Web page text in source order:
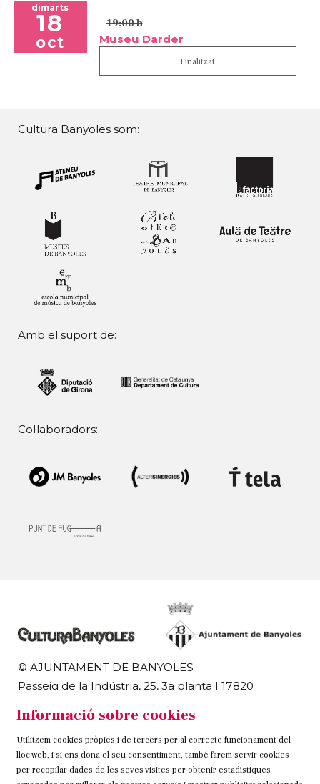
dimarts
18
oct
19:00 h
Museu Darder
Finalitzat
Cultura Banyoles som:
Amb el suport de:
Col·laboradors:
© AJUNTAMENT DE BANYOLES
Passeig de la Indústria, 25, 3a planta | 17820
972 58 18 48 | 972 57 00 50
Sitemap Avís Legal Ús de Cookies Contacteu
Informació sobre cookies
Utilitzem cookies pròpies i de tercers per al correcte funcionament del
lloc web, i si ens dona el seu consentiment, també farem servir cookies
per recopilar dades de les seves visites per obtenir estadístiques